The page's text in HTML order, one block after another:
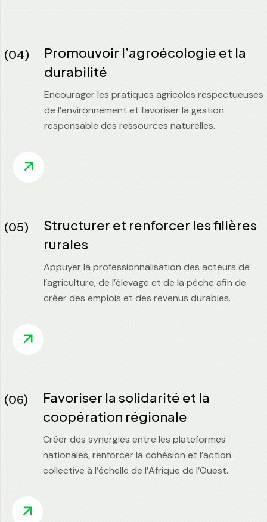
(04)
Promouvoir l’agroécologie et la
durabilité
Encourager les pratiques agricoles respectueuses
de l’environnement et favoriser la gestion
responsable des ressources naturelles.
(05)
Structurer et renforcer les filières
rurales
Appuyer la professionnalisation des acteurs de
l’agriculture, de l’élevage et de la pêche afin de
créer des emplois et des revenus durables.
(06)
Favoriser la solidarité et la
coopération régionale
Créer des synergies entre les plateformes
nationales, renforcer la cohésion et l’action
collective à l’échelle de l’Afrique de l’Ouest.